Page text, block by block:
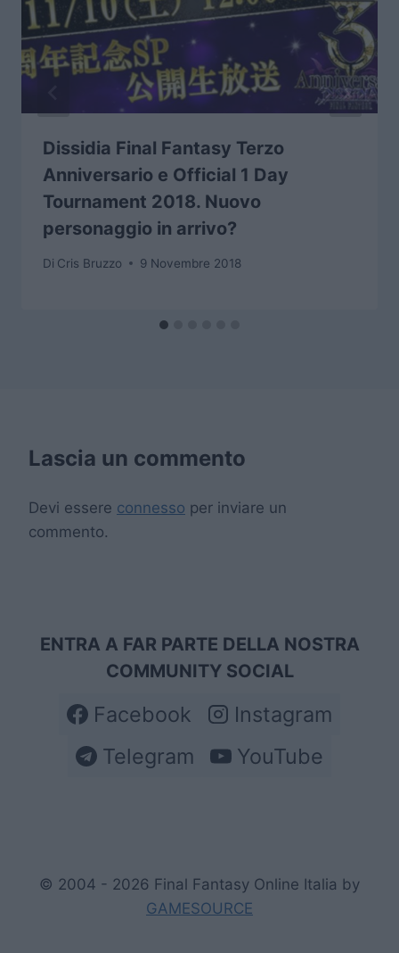
Dissidia Final Fantasy Terzo
Anniversario e Official 1 Day
Tournament 2018. Nuovo
personaggio in arrivo?
Di Cris Bruzzo 9 Novembre 2018
Lascia un commento
Devi essere connesso per inviare un
commento.
ENTRA A FAR PARTE DELLA NOSTRA
COMMUNITY SOCIAL
Facebook
Instagram
Telegram
YouTube
© 2004 - 2026 Final Fantasy Online Italia by
GAMESOURCE